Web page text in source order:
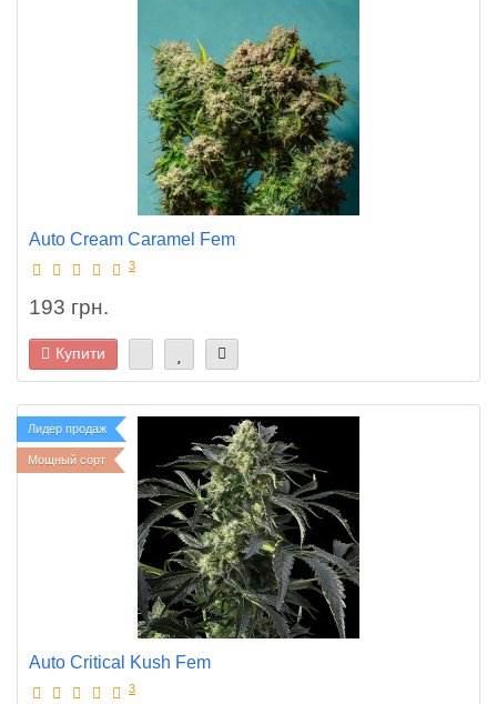
Auto Cream Caramel Fem
3
193 грн.
Купити
Лидер продаж
Мощный сорт
Auto Critical Kush Fem
3